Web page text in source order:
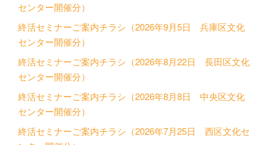
センター開催分）
終活セミナーご案内チラシ（2026年9月5日 兵庫区文化
センター開催分）
終活セミナーご案内チラシ（2026年8月22日 長田区文化
センター開催分）
終活セミナーご案内チラシ（2026年8月8日 中央区文化
センター開催分）
終活セミナーご案内チラシ（2026年7月25日 西区文化セ